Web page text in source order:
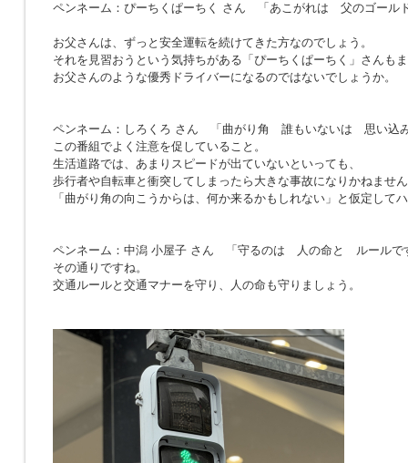
ペンネーム：ぴーちくぱーちく さん 「あこがれは 父のゴール
お父さんは、ずっと安全運転を続けてきた方なのでしょう。
それを見習おうという気持ちがある「ぴーちくぱーちく」さんも
お父さんのような優秀ドライバーになるのではないでしょうか。
ペンネーム：しろくろ さん
「曲がり角 誰もいないは 思い込
この番組でよく注意を促していること。
生活道路では、あまりスピードが出ていないといっても、
歩行者や自転車と衝突してしまったら大きな事故になりかねませ
「曲がり角の向こうからは、何か来るかもしれない」と仮定して
ペンネーム：中潟 小屋子 さん 「 守るのは 人の命と ルールで
その通りですね。
交通ルールと交通マナーを守り、人の命も守りましょう。